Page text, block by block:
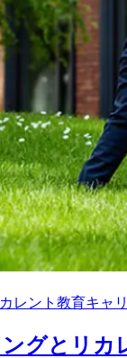
レント教育キャ
グとリカ